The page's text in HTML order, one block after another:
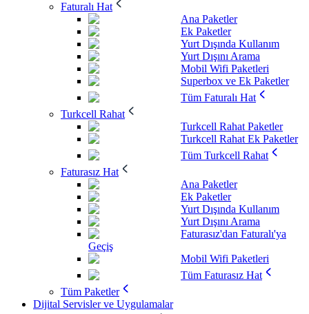
Faturalı Hat
Ana Paketler
Ek Paketler
Yurt Dışında Kullanım
Yurt Dışını Arama
Mobil Wifi Paketleri
Superbox ve Ek Paketler
Tüm Faturalı Hat
Turkcell Rahat
Turkcell Rahat Paketler
Turkcell Rahat Ek Paketler
Tüm Turkcell Rahat
Faturasız Hat
Ana Paketler
Ek Paketler
Yurt Dışında Kullanım
Yurt Dışını Arama
Faturasız'dan Faturalı'ya
Geçiş
Mobil Wifi Paketleri
Tüm Faturasız Hat
Tüm Paketler
Dijital Servisler ve Uygulamalar